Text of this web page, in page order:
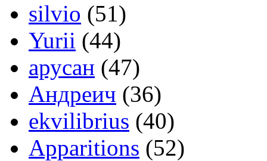
silvio (51)
Yurii (44)
арусан (47)
Андреич (36)
ekvilibrius (40)
Apparitions (52)